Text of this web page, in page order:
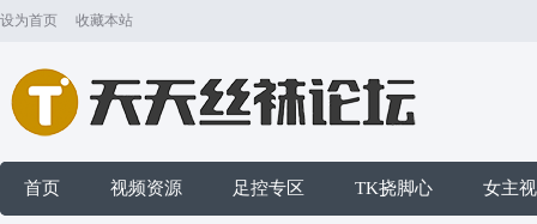
设为首页 收藏本站
首页 视频资源 足控专区 TK挠脚心 女主